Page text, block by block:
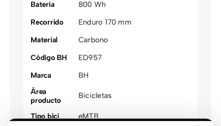
Batería
800 Wh
Recorrido
Enduro 170 mm
Material
Carbono
Código BH
ED957
Marca
BH
Área
producto
Bicicletas
Tipo bici
eMTB